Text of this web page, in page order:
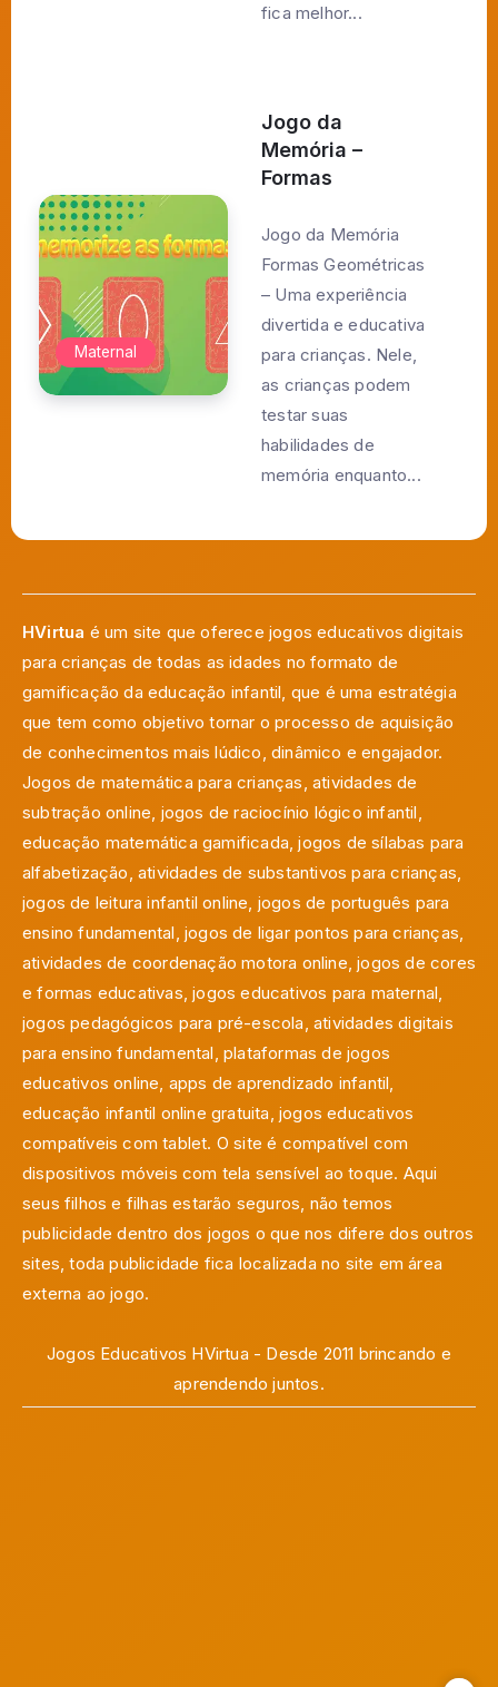
fica melhor...
Maternal
Jogo da
Memória –
Formas
Jogo da Memória
Formas Geométricas
– Uma experiência
divertida e educativa
para crianças. Nele,
as crianças podem
testar suas
habilidades de
memória enquanto...
HVirtua é um site que oferece jogos educativos digitais
para crianças de todas as idades no formato de
gamificação da educação infantil, que é uma estratégia
que tem como objetivo tornar o processo de aquisição
de conhecimentos mais lúdico, dinâmico e engajador.
Jogos de matemática para crianças, atividades de
subtração online, jogos de raciocínio lógico infantil,
educação matemática gamificada, jogos de sílabas para
alfabetização, atividades de substantivos para crianças,
jogos de leitura infantil online, jogos de português para
ensino fundamental, jogos de ligar pontos para crianças,
atividades de coordenação motora online, jogos de cores
e formas educativas, jogos educativos para maternal,
jogos pedagógicos para pré-escola, atividades digitais
para ensino fundamental, plataformas de jogos
educativos online, apps de aprendizado infantil,
educação infantil online gratuita, jogos educativos
compatíveis com tablet. O site é compatível com
dispositivos móveis com tela sensível ao toque. Aqui
seus filhos e filhas estarão seguros, não temos
publicidade dentro dos jogos o que nos difere dos outros
sites, toda publicidade fica localizada no site em área
externa ao jogo.
Jogos Educativos HVirtua - Desde 2011 brincando e
aprendendo juntos.